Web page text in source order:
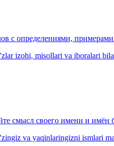
с определениями,
izohi, misollari va iboralari
смысл своего имени и имён
va yaqinlaringizni ismlari